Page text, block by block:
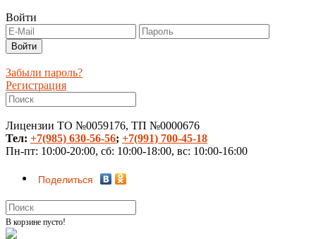
Войти
Забыли пароль?
Регистрация
Лицензии ТО №0059176, ТП №0000676
Тел: +7(985) 630-56-56; +7(991) 700-45-18
Пн-пт: 10:00-20:00, сб: 10:00-18:00, вс: 10:00-16:00
Поделиться
В корзине пусто!